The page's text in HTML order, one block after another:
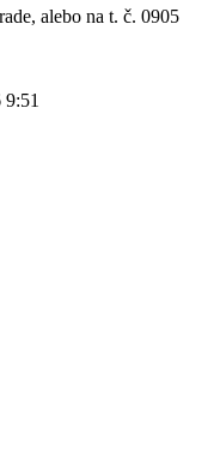
alebo na t. č. 0905
9:51